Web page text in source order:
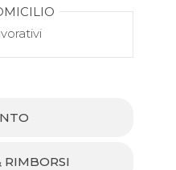
RIMBORSI